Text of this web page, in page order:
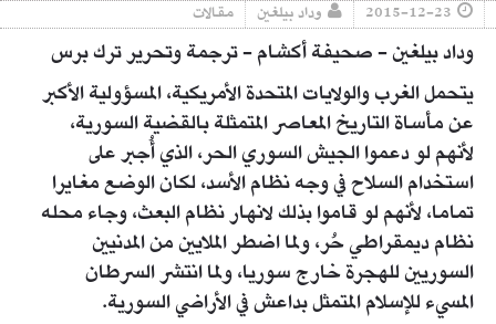
2015-12-23 وداد بيلغين مقالات
وداد بيلغين - صحيفة أكشام - ترجمة وتحرير ترك برس
يتحمل الغرب والولايات المتحدة الأمريكية، المسؤولية الأكبر
عن مأساة التاريخ المعاصر المتمثلة بالقضية السورية،
لأنهم لو دعموا الجيش السوري الحر، الذي أُجبر على
استخدام السلاح في وجه نظام الأسد، لكان الوضع مغايرا
تماما، لأنهم لو قاموا بذلك لانهار نظام البعث، وجاء محله
نظام ديمقراطي حُر، ولما اضطر الملايين من المدنيين
السوريين للهجرة خارج سوريا، ولما انتشر السرطان
المسيء للإسلام المتمثل بداعش في الأراضي السورية.